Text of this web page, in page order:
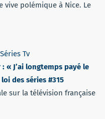
vive polémique à Nice. Le
Séries Tv
« J’ai longtemps payé le
des séries #315
sur la télévision française